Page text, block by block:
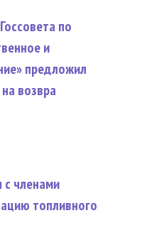
по
и
предложил
возвра
с членами
топливного